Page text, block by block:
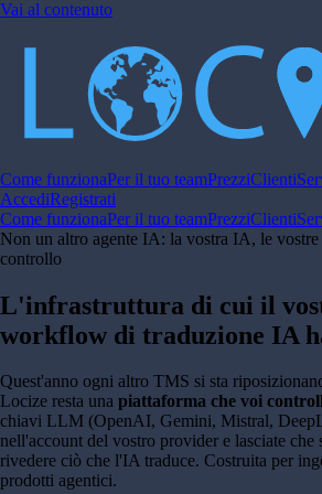
Vai al contenuto
Come funzionaPer il tuo teamPrezziClienti
AccediRegistrati
Come funzionaPer il tuo teamPrezziClienti
Non un altro agente IA: la vostra IA, le
controllo
L'infrastruttura di cui il
workflow di traduzione IA
Quest'anno ogni altro TMS si sta
Locize resta una piattaforma che voi
chiavi LLM (OpenAI, Gemini, Mistral,
nell'account del vostro provider e lasciate che
rivedere ciò che l'IA traduce. Costruita per
prodotti agentici.